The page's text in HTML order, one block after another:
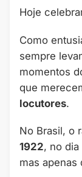
Hoje
Como
sempre
momentos
que
locutores.
No Brasil, o
1922, no
mas apenas